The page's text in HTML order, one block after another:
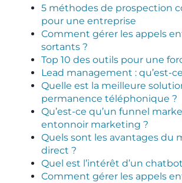
5 méthodes de prospection
pour une entreprise
Comment gérer les appels
sortants ?
Top 10 des outils pour une
Lead management : qu’est-
Quelle est la meilleure
permanence téléphonique ?
Qu’est-ce qu’un funnel
entonnoir marketing ?
Quels sont les avantages du
direct ?
Quel est l’intérêt d’un
Comment gérer les appels